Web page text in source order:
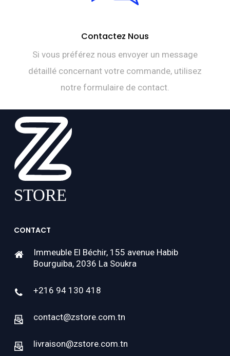
Contactez Nous
Si vous préférez nous envoyer un message
détaillé concernant votre commande, utilisez
notre formulaire de contact.
CONTACT
Immeuble El Béchir, 155 avenue Habib
Bourguiba, 2036 La Soukra
+216 94 130 418
contact@zstore.com.tn
livraison@zstore.com.tn